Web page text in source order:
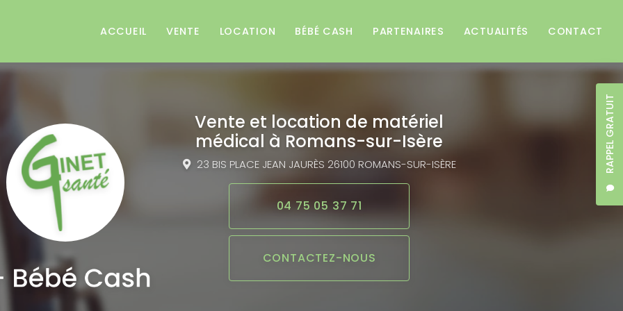
RAPPEL GRATUIT
ACCUEIL VENTE LOCATION BÉBÉ CASH PARTENAIRES ACTUALITÉS CONTACT
Vente et location de matériel
médical à Romans-sur-Isère
23 BIS PLACE JEAN JAURÈS 26100 ROMANS-SUR-ISÈRE
04 75 05 37 71
CONTACTEZ-NOUS